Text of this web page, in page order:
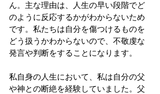
ん。主な理由は、人生の早い段階でど
のように反応するかがわからないため
です。私たちは自分を傷つけるものを
どう扱うかわからないので、不敬虔な
発言や判断をすることになります。
私自身の人生において、私は自分の父
や神との断絶を経験していました。父